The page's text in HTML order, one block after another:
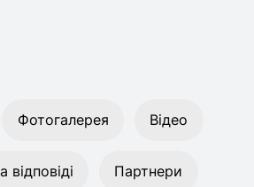
Фотогалерея Відео
відповіді Партнери